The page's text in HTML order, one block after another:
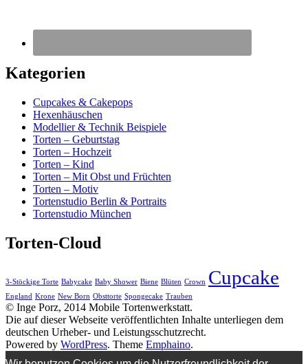
Kategorien
Cupcakes & Cakepops
Hexenhäuschen
Modellier & Technik Beispiele
Torten – Geburtstag
Torten – Hochzeit
Torten – Kind
Torten – Mit Obst und Früchten
Torten – Motiv
Tortenstudio Berlin & Portraits
Tortenstudio München
Torten-Cloud
3-Stöckige Torte Babycake Baby Shower Biene Blüten Crown Cupcake
England Krone New Born Obsttorte Spongecake Trauben
© Inge Porz, 2014 Mobile Tortenwerkstatt.
Die auf dieser Webseite veröffentlichten Inhalte unterliegen dem
deutschen Urheber- und Leistungsschutzrecht.
Powered by WordPress. Theme Emphaino.